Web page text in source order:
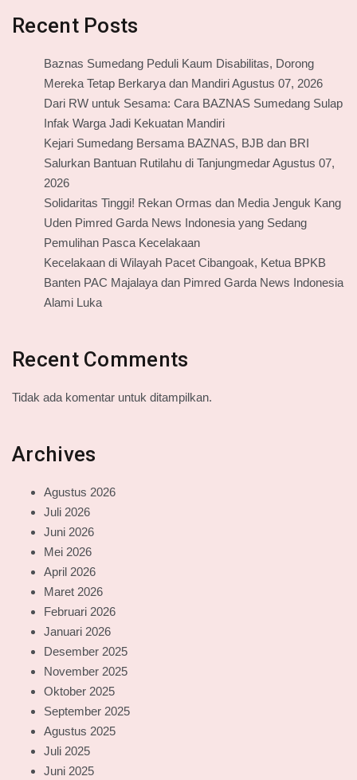
Recent Posts
Baznas Sumedang Peduli Kaum Disabilitas, Dorong
Mereka Tetap Berkarya dan Mandiri Agustus 07, 2026
Dari RW untuk Sesama: Cara BAZNAS Sumedang Sulap
Infak Warga Jadi Kekuatan Mandiri
Kejari Sumedang Bersama BAZNAS, BJB dan BRI
Salurkan Bantuan Rutilahu di Tanjungmedar Agustus 07,
2026
Solidaritas Tinggi! Rekan Ormas dan Media Jenguk Kang
Uden Pimred Garda News Indonesia yang Sedang
Pemulihan Pasca Kecelakaan
Kecelakaan di Wilayah Pacet Cibangoak, Ketua BPKB
Banten PAC Majalaya dan Pimred Garda News Indonesia
Alami Luka
Recent Comments
Tidak ada komentar untuk ditampilkan.
Archives
Agustus 2026
Juli 2026
Juni 2026
Mei 2026
April 2026
Maret 2026
Februari 2026
Januari 2026
Desember 2025
November 2025
Oktober 2025
September 2025
Agustus 2025
Juli 2025
Juni 2025